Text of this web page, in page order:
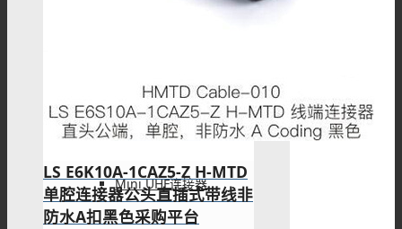
MHV连接器
Mini UHF连接器
LS E6K10A-1CAZ5-Z H-MTD
单腔连接器公头直插式带线非
防水A扣黑色采购平台